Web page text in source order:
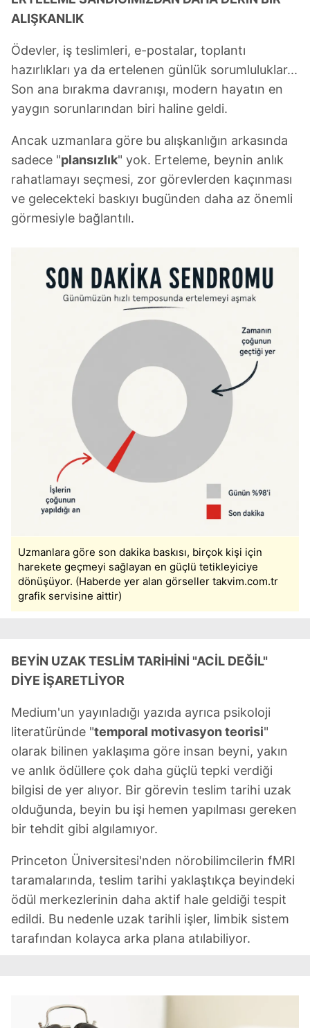
ALIŞKANLIK
Ödevler, iş teslimleri, e-postalar, toplantı
hazırlıkları ya da ertelenen günlük sorumluluklar...
Son ana bırakma davranışı, modern hayatın en
yaygın sorunlarından biri haline geldi.
Ancak uzmanlara göre bu alışkanlığın arkasında
sadece "plansızlık" yok. Erteleme, beynin anlık
rahatlamayı seçmesi, zor görevlerden kaçınması
ve gelecekteki baskıyı bugünden daha az önemli
görmesiyle bağlantılı.
Uzmanlara göre son dakika baskısı, birçok kişi için
harekete geçmeyi sağlayan en güçlü tetikleyiciye
dönüşüyor. (Haberde yer alan görseller takvim.com.tr
grafik servisine aittir)
BEYİN UZAK TESLİM TARİHİNİ "ACİL DEĞİL"
DİYE İŞARETLİYOR
Medium'un yayınladığı yazıda ayrıca psikoloji
literatüründe "temporal motivasyon teorisi"
olarak bilinen yaklaşıma göre insan beyni, yakın
ve anlık ödüllere çok daha güçlü tepki verdiği
bilgisi de yer alıyor. Bir görevin teslim tarihi uzak
olduğunda, beyin bu işi hemen yapılması gereken
bir tehdit gibi algılamıyor.
Princeton Üniversitesi'nden nörobilimcilerin fMRI
taramalarında, teslim tarihi yaklaştıkça beyindeki
ödül merkezlerinin daha aktif hale geldiği tespit
edildi. Bu nedenle uzak tarihli işler, limbik sistem
tarafından kolayca arka plana atılabiliyor.